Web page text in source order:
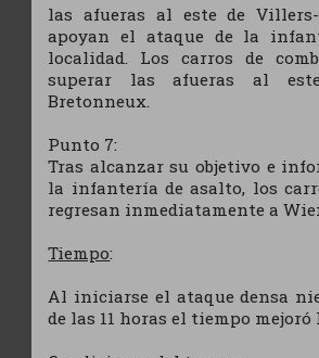
las afueras al este de
apoyan el ataque de la
localidad. Los carros de
superar las afueras al
Bretonneux.
Punto 7:
Tras alcanzar su objetivo e
la infantería de asalto, los
regresan inmediatamente a
Tiempo:
Al iniciarse el ataque densa
de las 11 horas el tiempo